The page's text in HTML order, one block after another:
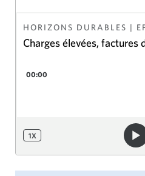
HORIZONS DURABLES |
Charges élevées, factures
réseau de transmission
00:00
1X